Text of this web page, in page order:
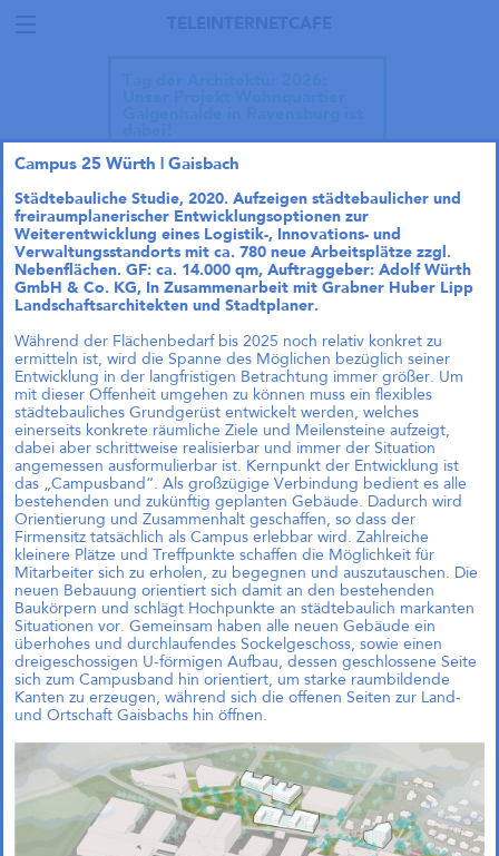
Talk im DAZ: „Wie geht
Wohnraumproduktion
einfach?“
Andreas Krauth diskutiert im Talk
„Wie geht Wohnraumproduktion
einfach?“ im Deutschen
Architekturzentrum (DAZ) am
28.05.2026 um 19 Uhr und stellt
als Input das
Genossenschaftsprojekt Das große
kleine Haus vor.
Haus im Kreativquartier
München
Campus 25 Würth | Gaisbach
Städtebauliche Studie, 2020. Aufzeigen städtebaulicher und
freiraumplanerischer Entwicklungsoptionen zur
Weiterentwicklung eines Logistik-, Innovations- und
Verwaltungsstandorts mit ca. 780 neue Arbeitsplätze zzgl.
Nebenflächen. GF: ca. 14.000 qm, Auftraggeber: Adolf Würth
GmbH & Co. KG, In Zusammenarbeit mit Grabner Huber Lipp
Landschaftsarchitekten und Stadtplaner.
Während der Flächenbedarf bis 2025 noch relativ konkret zu
ermitteln ist, wird die Spanne des Möglichen bezüglich seiner
Entwicklung in der langfristigen Betrachtung immer größer. Um
mit dieser Offenheit umgehen zu können muss ein flexibles
städtebauliches Grundgerüst entwickelt werden, welches
einerseits konkrete räumliche Ziele und Meilensteine aufzeigt,
dabei aber schrittweise realisierbar und immer der Situation
angemessen ausformulierbar ist. Kernpunkt der Entwicklung ist
das „Campusband“. Als großzügige Verbindung bedient es alle
bestehenden und zukünftig geplanten Gebäude. Dadurch wird
Orientierung und Zusammenhalt geschaffen, so dass der
Firmensitz tatsächlich als Campus erlebbar wird. Zahlreiche
kleinere Plätze und Treffpunkte schaffen die Möglichkeit für
Mitarbeiter sich zu erholen, zu begegnen und auszutauschen. Die
neuen Bebauung orientiert sich damit an den bestehenden
Baukörpern und schlägt Hochpunkte an städtebaulich markanten
Situationen vor. Gemeinsam haben alle neuen Gebäude ein
überhohes und durchlaufendes Sockelgeschoss, sowie einen
dreigeschossigen U-förmigen Aufbau, dessen geschlossene Seite
sich zum Campusband hin orientiert, um starke raumbildende
Kanten zu erzeugen, während sich die offenen Seiten zur Land-
und Ortschaft Gaisbachs hin öffnen.